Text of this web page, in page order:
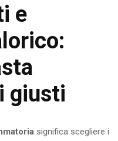
e
giusti
significa scegliere i